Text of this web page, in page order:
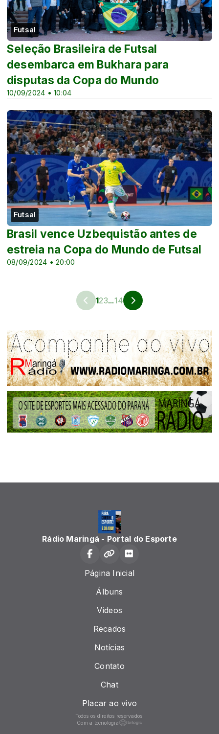
Futsal
10/09/2024 • 10:04
Seleção Brasileira de Futsal
desembarca em Bukhara para
disputas da Copa do Mundo
Futsal
08/09/2024 • 20:00
Brasil vence Uzbequistão antes de
estreia na Copa do Mundo de Futsal
123...14
Rádio Maringá - Portal do Esporte
Página Inicial
Álbuns
Vídeos
Recados
Notícias
Contato
Chat
Placar ao vivo
Todos os direitos reservados.
Com a tecnologia